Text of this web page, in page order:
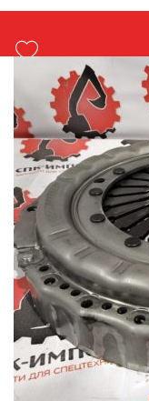
Вес: 760 кг